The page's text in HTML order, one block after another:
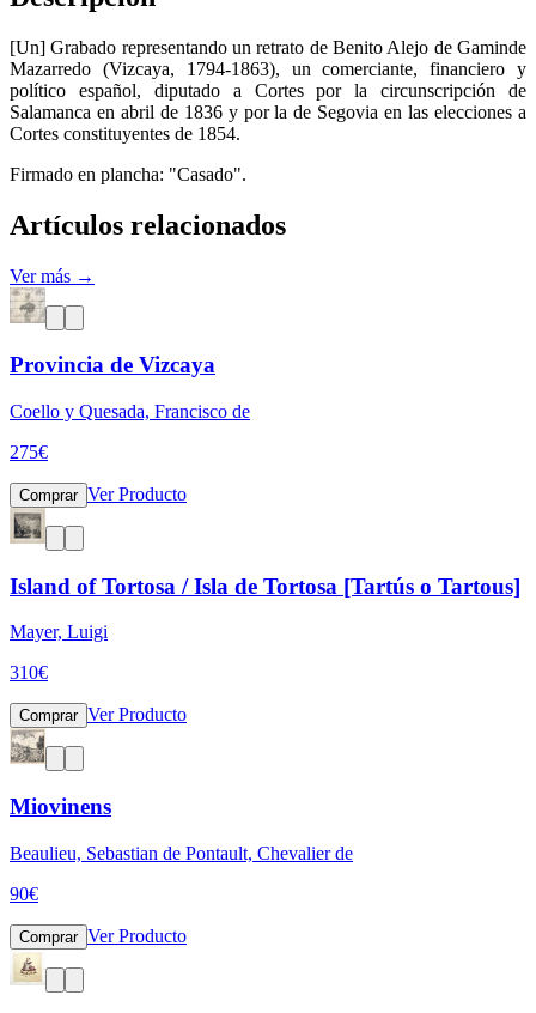
[Un] Grabado representando un retrato de Benito Alejo de Gaminde
Mazarredo (Vizcaya, 1794-1863), un comerciante, financiero y
político español, diputado a Cortes por la circunscripción de
Salamanca en abril de 1836 y por la de Segovia en las elecciones a
Cortes constituyentes de 1854.
Firmado en plancha: "Casado".
Artículos relacionados
Ver más →
Provincia de Vizcaya
Coello y Quesada, Francisco de
275€
Comprar Ver Producto
Island of Tortosa / Isla de Tortosa [Tartús o Tartous]
Mayer, Luigi
310€
Comprar Ver Producto
Miovinens
Beaulieu, Sebastian de Pontault, Chevalier de
90€
Comprar Ver Producto